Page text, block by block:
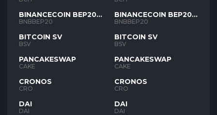
BINANCECOIN BEP20
BNB
BNBBEP20
BITCOIN SV
BSV
PANCAKESWAP
CAKE
CRONOS
CRO
DAI
DAI
BINANCECOIN BEP20
BNB
BNBBEP20
BITCOIN SV
BSV
PANCAKESWAP
CAKE
CRONOS
CRO
DAI
DAI